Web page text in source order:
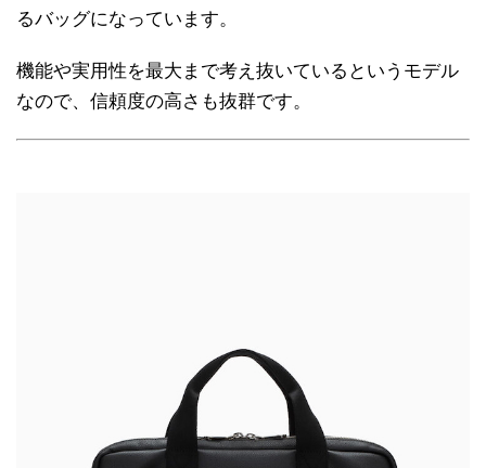
るバッグになっています。
機能や実用性を最大まで考え抜いているというモデル
なので、信頼度の高さも抜群です。